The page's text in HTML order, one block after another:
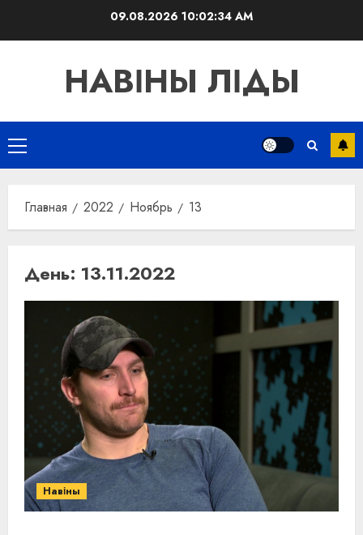
09.08.2026 10:02:35 AM
НАВІНЫ ЛІДЫ
Основное
меню
Главная 2022 Ноябрь 13
День: 13.11.2022
Навіны